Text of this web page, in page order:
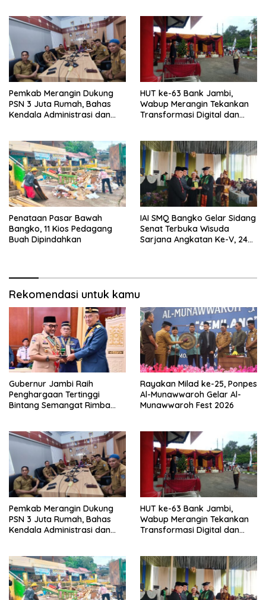
Pemkab Merangin Dukung
PSN 3 Juta Rumah, Bahas
Kendala Administrasi dan
HUT ke-63 Bank Jambi,
Wabup Merangin Tekankan
Transformasi Digital dan
Penataan Pasar Bawah
Bangko, 11 Kios Pedagang
Buah Dipindahkan
IAI SMQ Bangko Gelar Sidang
Senat Terbuka Wisuda
Sarjana Angkatan Ke-V, 243
Rekomendasi untuk kamu
Gubernur Jambi Raih
Penghargaan Tertinggi
Bintang Semangat Rimba
Rayakan Milad ke-25, Ponpes
Al-Munawwaroh Gelar Al-
Munawwaroh Fest 2026
Pemkab Merangin Dukung
PSN 3 Juta Rumah, Bahas
Kendala Administrasi dan
HUT ke-63 Bank Jambi,
Wabup Merangin Tekankan
Transformasi Digital dan